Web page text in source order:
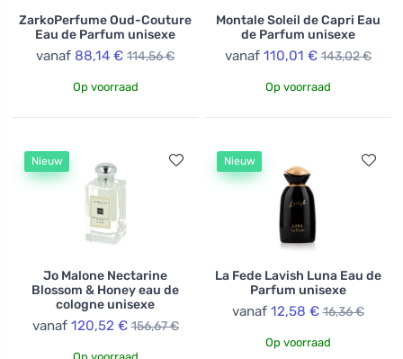
ZarkoPerfume Oud-Couture
Eau de Parfum unisexe
vanaf 88,14 € 114,56 €
Op voorraad
Montale Soleil de Capri Eau
de Parfum unisexe
vanaf 110,01 € 143,02 €
Op voorraad
Nieuw
Jo Malone Nectarine
Blossom & Honey eau de
cologne unisexe
vanaf 120,52 € 156,67 €
Nieuw
La Fede Lavish Luna Eau de
Parfum unisexe
vanaf 12,58 € 16,36 €
Op voorraad